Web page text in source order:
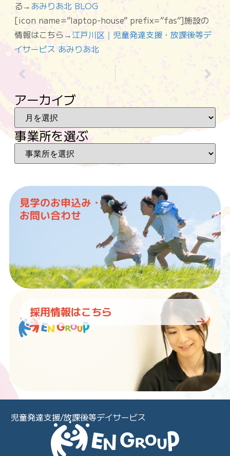
る→あみりあ北 BLOG
[icon name=”laptop-house” prefix=”fas”]施設の
情報はこちら→江戸川区｜児童発達支援・放課後等デ
イサービス あみりあ北
アーカイブ
事業所を選ぶ
見学のお申込み・
お問い合わせ
採用情報はこちら
児童発達支援/放課後等デイサービス